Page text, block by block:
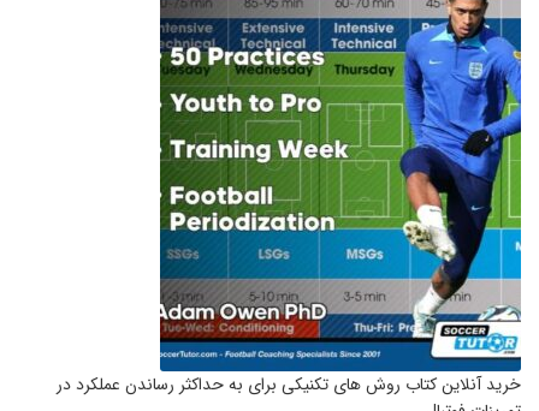
خرید آنلاین کتاب روش های تکنیکی برای به حداکثر رساندن عملکرد در